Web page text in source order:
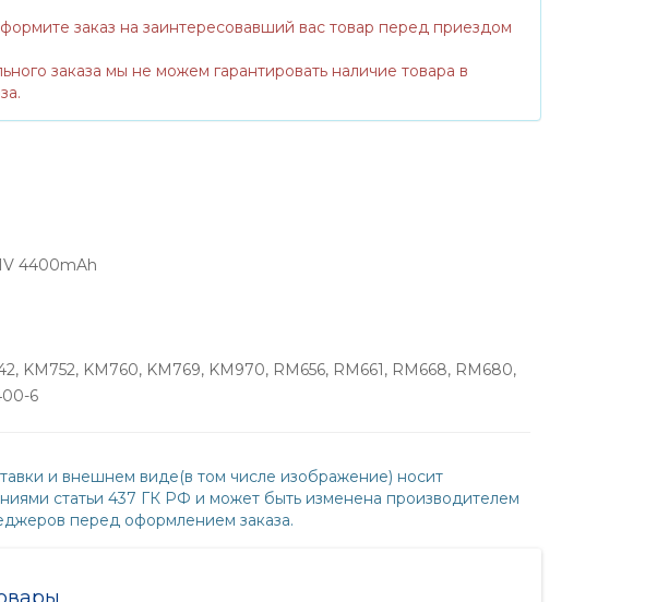
заказ на заинтересовавший вас товар перед приездом
заказа мы не можем гарантировать наличие товара в
4400mAh
KM752, KM760, KM769, KM970, RM656, RM661, RM668, RM680,
6
и внешнем виде(в том числе изображение) носит
статьи 437 ГК РФ и может быть изменена производителем
перед оформлением заказа.